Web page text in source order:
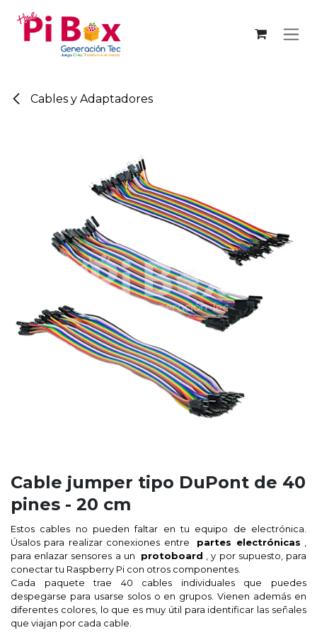
Cables y Adaptadores
Cable jumper tipo DuPont de 40
pines - 20 cm
Estos cables no pueden faltar en tu equipo de electrónica.
Úsalos para realizar conexiones entre partes electrónicas
para enlazar sensores a un protoboard
, y por supuesto, para
conectar tu Raspberry Pi con otros componentes.
Cada paquete trae 40 cables individuales que puedes
despegarse para usarse solos o en grupos. Vienen además en
diferentes colores, lo que es muy útil para identificar las señales
que viajan por cada cable.